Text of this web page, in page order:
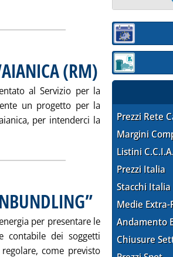
(RM) . Pubblicata sabato 26
al Servizio per la
un progetto per la
per intenderci la
tutta la notizia: 'FIAMMA 2000: CAMPO
. Pubblicata sabato 26
per presentare le
contabile dei soggetti
come previsto
Sezione:
Sezione:
Prezzi Rete
Margini
Listini
Prezzi Italia
Stacchi Italia
Medie Extra-
Andamento
Chiusure